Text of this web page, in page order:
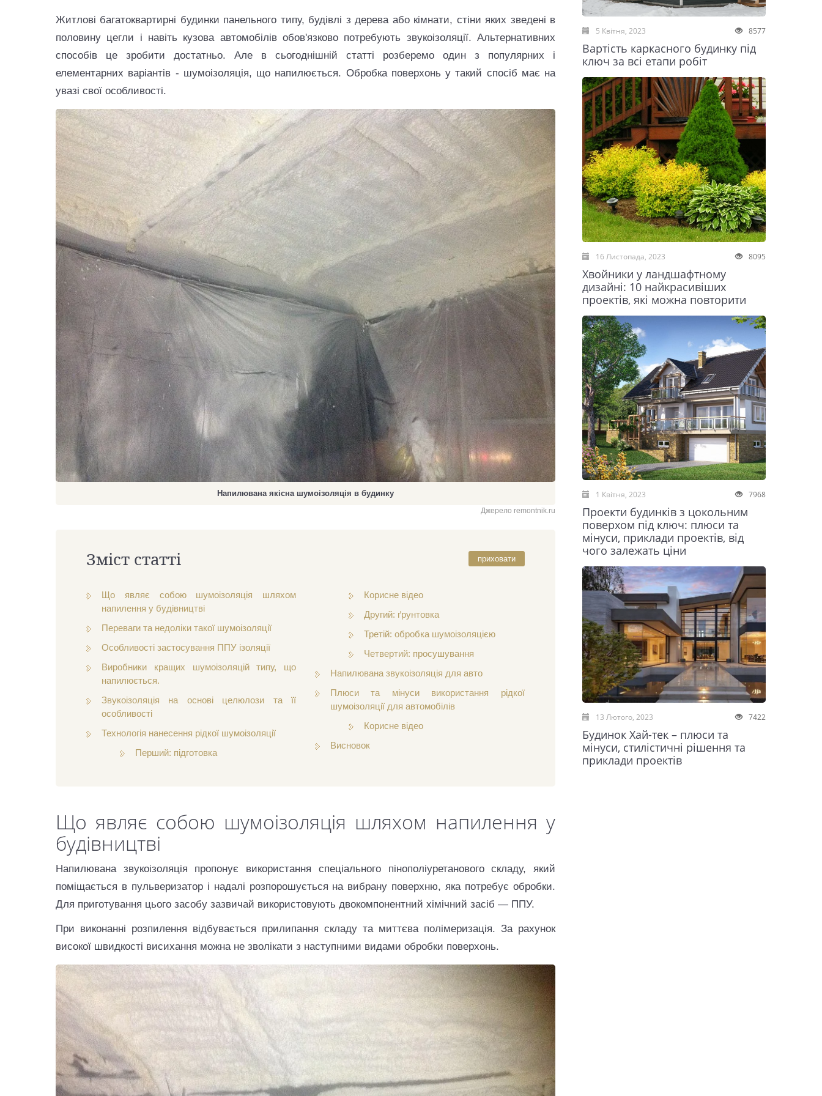
Житлові багатоквартирні будинки панельного типу, будівлі з дерева або кімнати, стіни яких зведені в
половину цегли і навіть кузова автомобілів обов'язково потребують звукоізоляції. Альтернативних
способів це зробити достатньо. Але в сьогоднішній статті розберемо один з популярних і
елементарних варіантів - шумоізоляція, що напилюється. Обробка поверхонь у такий спосіб має на
увазі свої особливості.
Напилювана якісна шумоізоляція в будинку
Джерело remontnik.ru
Зміст статті приховати
Що являє собою шумоізоляція шляхом
напилення у будівництві
Переваги та недоліки такої шумоізоляції
Особливості застосування ППУ ізоляції
Виробники кращих шумоізоляцій типу, що
напилюється.
Звукоізоляція на основі целюлози та її
особливості
Технологія нанесення рідкої шумоізоляції
Перший: підготовка
Корисне відео
Другий: ґрунтовка
Третій: обробка шумоізоляцією
Четвертий: просушування
Напилювана звукоізоляція для авто
Плюси та мінуси використання рідкої
шумоізоляції для автомобілів
Корисне відео
Висновок
Що являє собою шумоізоляція шляхом напилення у
будівництві
Напилювана звукоізоляція пропонує використання спеціального пінополіуретанового складу, який
поміщається в пульверизатор і надалі розпорошується на вибрану поверхню, яка потребує обробки.
Для приготування цього засобу зазвичай використовують двокомпонентний хімічний засіб — ППУ.
При виконанні розпилення відбувається прилипання складу та миттєва полімеризація. За рахунок
високої швидкості висихання можна не зволікати з наступними видами обробки поверхонь.
8577
5 Квітня, 2023
Вартість каркасного будинку під
ключ за всі етапи робіт
8095
16 Листопада, 2023
Хвойники у ландшафтному
дизайні: 10 найкрасивіших
проектів, які можна повторити
7968
1 Квітня, 2023
Проекти будинків з цокольним
поверхом під ключ: плюси та
мінуси, приклади проектів, від
чого залежать ціни
7422
13 Лютого, 2023
Будинок Хай-тек – плюси та
мінуси, стилістичні рішення та
приклади проектів